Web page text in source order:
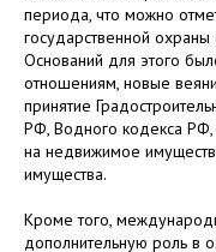
периода, что можно
государственной охраны
Оснований для этого
отношениям, новые
принятие
РФ, Водного кодекса РФ,
на недвижимое
имущества.
Кроме того,
дополнительную роль в